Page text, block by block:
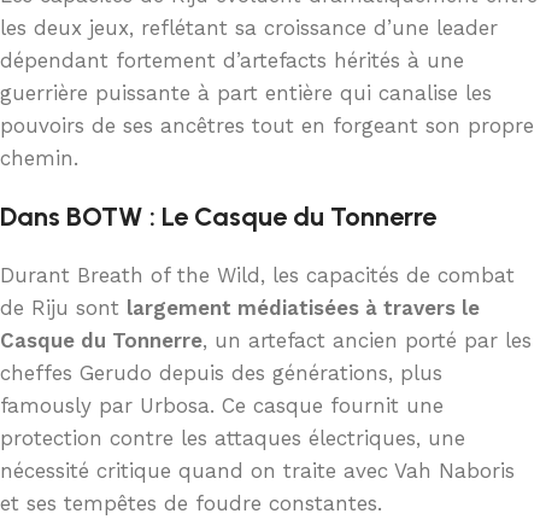
les deux jeux, reflétant sa croissance d’une leader
dépendant fortement d’artefacts hérités à une
guerrière puissante à part entière qui canalise les
pouvoirs de ses ancêtres tout en forgeant son propre
chemin.
Dans BOTW : Le Casque du Tonnerre
Durant Breath of the Wild, les capacités de combat
de Riju sont largement médiatisées à travers le
Casque du Tonnerre, un artefact ancien porté par les
cheffes Gerudo depuis des générations, plus
famously par Urbosa. Ce casque fournit une
protection contre les attaques électriques, une
nécessité critique quand on traite avec Vah Naboris
et ses tempêtes de foudre constantes.